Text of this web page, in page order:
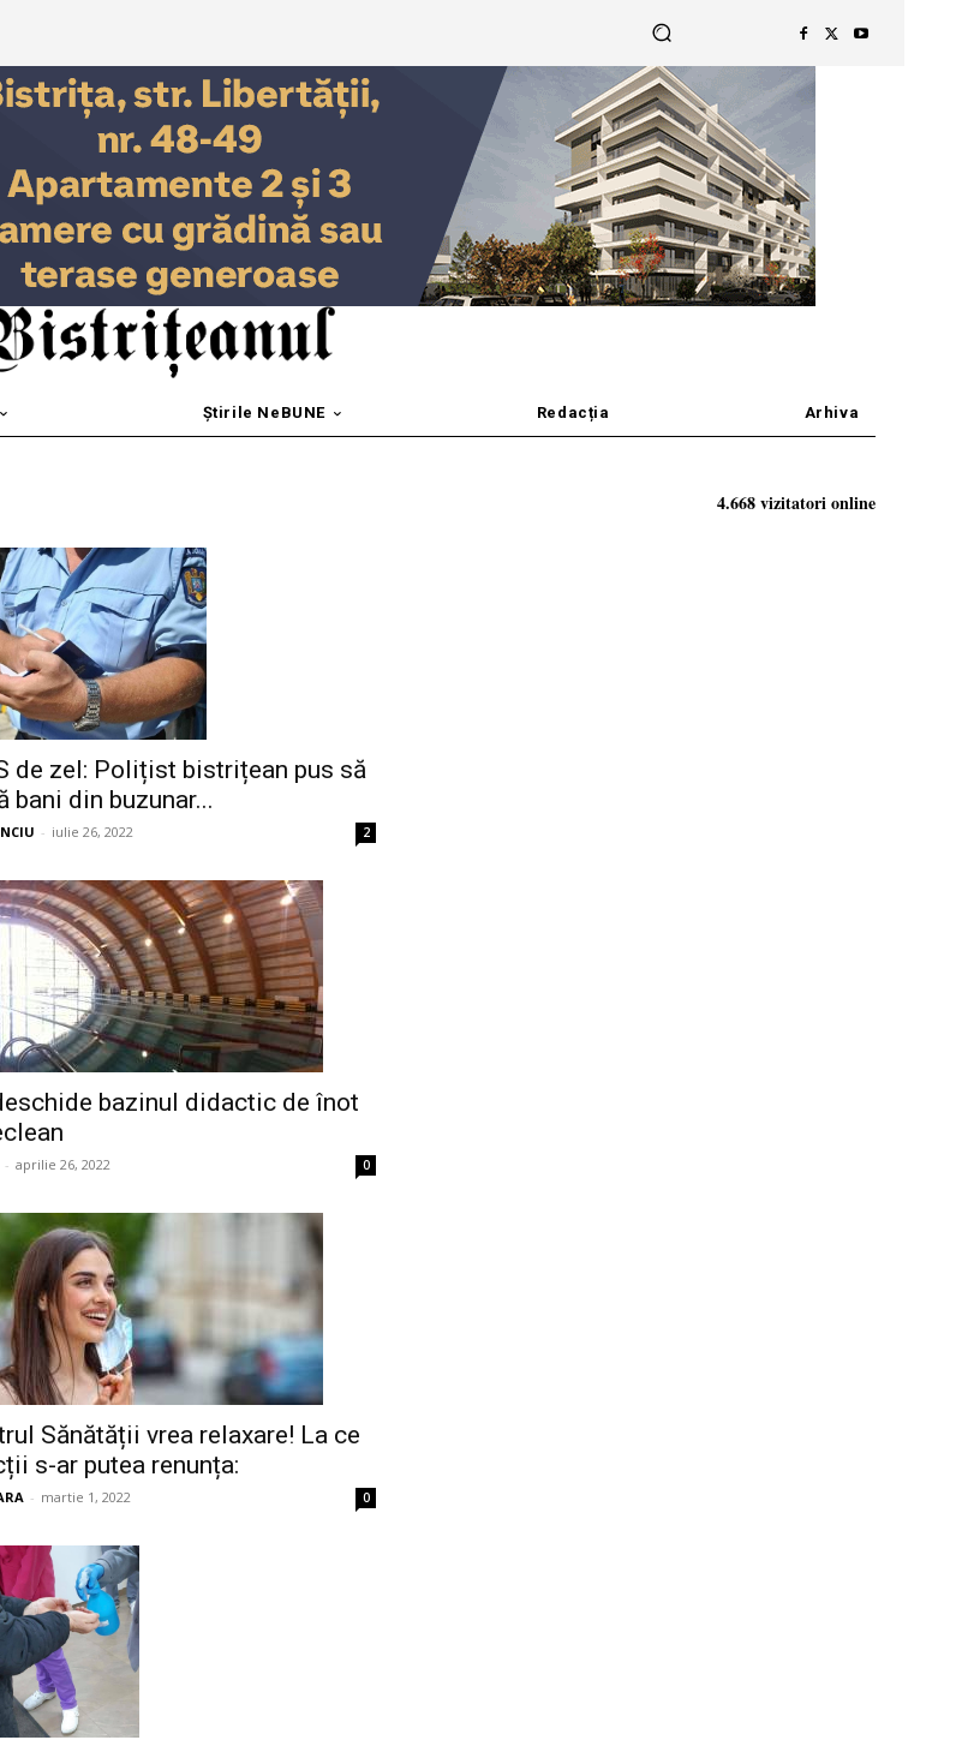
Știrile NeBUNE Redacția Arhiva
de zel: Polițist bistrițean pus să
bani din buzunar...
- iulie 26, 2022 2
bazinul didactic de înot
- aprilie 26, 2022 0
Sănătății vrea relaxare! La ce
s-ar putea renunța:
- martie 1, 2022 0
4.668 vizitatori online